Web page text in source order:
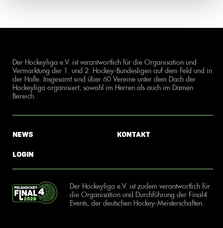
Der Hockeyliga e.V. ist verantwortlich für die Organisation und
Vermarktung der 1. und 2. Hockey-Bundesligen auf dem Feld und in
der Halle. Insgesamt sind über 60 Vereine unter dem Dach der
Hockeyliga organisiert, sowohl im Herren als auch im Damen
Bereich.
News
Login
Kontakt
Der Hockeyliga e.V. ist zudem verantwortlich für
die Organisation und Durchführung der Final4
Events, der deutschen Hockey-Meisterschaften.